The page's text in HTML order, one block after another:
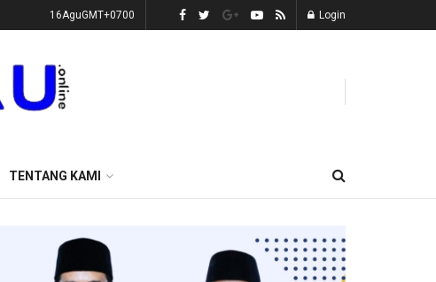
16AguGMT+0700 Login
TENTANG KAMI